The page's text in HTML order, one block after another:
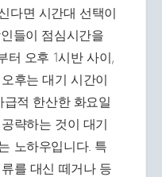
다면 시간대 선택이
들이 점심시간을
터 오후 1시반 사이,
후는 대기 시간이
적 한산한 화요일
략하는 것이 대기
노하우입니다. 특
를 대신 떼거나 등